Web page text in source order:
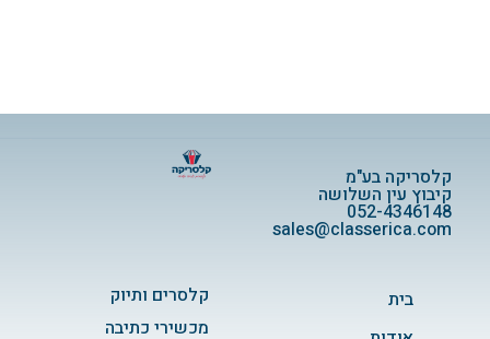
קלסרים ותיוק
מכשירי כתיבה
בית
קלסריקה בע"מ
קיבוץ עין השלושה
052-4346148
sales@classerica.com